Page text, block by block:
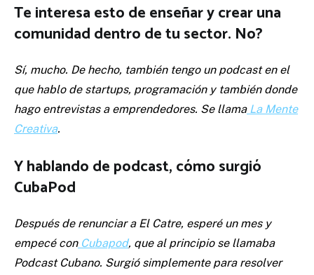
Te interesa esto de enseñar y crear una
comunidad dentro de tu sector. No?
Sí, mucho. De hecho, también tengo un podcast en el
que hablo de startups, programación y también donde
hago entrevistas a emprendedores. Se llama La Mente
Creativa.
Y hablando de podcast, cómo surgió
CubaPod
Después de renunciar a El Catre, esperé un mes y
empecé con Cubapod, que al principio se llamaba
Podcast Cubano. Surgió simplemente para resolver